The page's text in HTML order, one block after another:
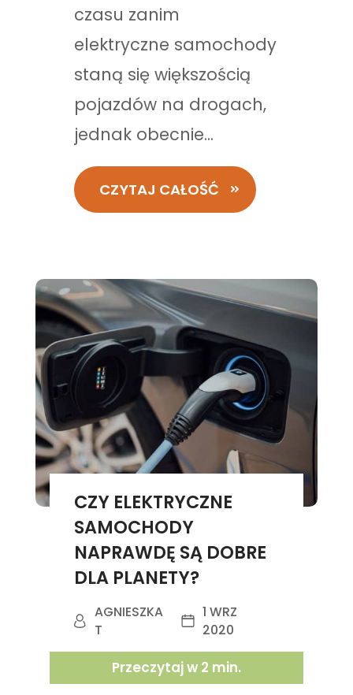
czasu zanim
elektryczne samochody
staną się większością
pojazdów na drogach,
jednak obecnie...
CZYTAJ CAŁOŚĆ
CZY ELEKTRYCZNE
SAMOCHODY
NAPRAWDĘ SĄ DOBRE
DLA PLANETY?
AGNIESZKA
T
1 WRZ
2020
Przeczytaj w 2 min.